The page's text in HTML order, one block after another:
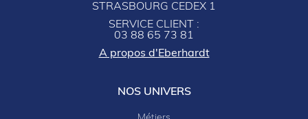
STRASBOURG CEDEX 1
SERVICE CLIENT :
03 88 65 73 81
A propos d'Eberhardt
NOS UNIVERS